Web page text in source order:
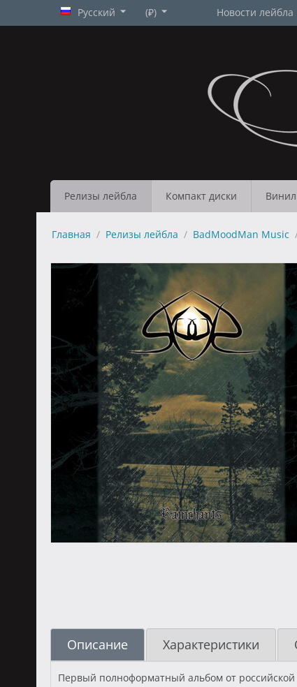
Русский (₽) Новости лейбла
Релизы лейбла Компакт диски Винил
Главная / Релизы лейбла / BadMoodMan Music
Описание Характеристики
Первый полноформатный альбом от российской